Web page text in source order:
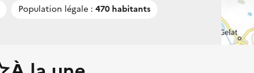
Population légale : 470 habitants